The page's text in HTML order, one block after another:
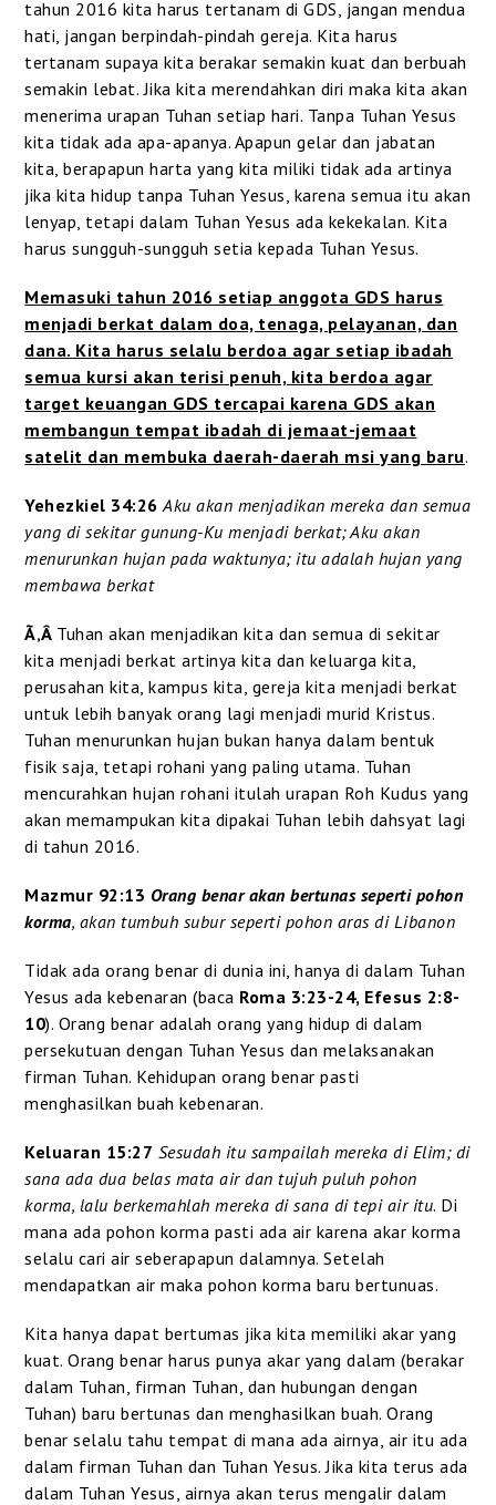
tahun 2016 kita harus tertanam di GDS, jangan mendua
hati, jangan berpindah-pindah gereja. Kita harus
tertanam supaya kita berakar semakin kuat dan berbuah
semakin lebat. Jika kita merendahkan diri maka kita akan
menerima urapan Tuhan setiap hari. Tanpa Tuhan Yesus
kita tidak ada apa-apanya. Apapun gelar dan jabatan
kita, berapapun harta yang kita miliki tidak ada artinya
jika kita hidup tanpa Tuhan Yesus, karena semua itu akan
lenyap, tetapi dalam Tuhan Yesus ada kekekalan. Kita
harus sungguh-sungguh setia kepada Tuhan Yesus.
Memasuki tahun 2016 setiap anggota GDS harus
menjadi berkat dalam doa, tenaga, pelayanan, dan
dana. Kita harus selalu berdoa agar setiap ibadah
semua kursi akan terisi penuh, kita berdoa agar
target keuangan GDS tercapai karena GDS akan
membangun tempat ibadah di jemaat-jemaat
satelit dan membuka daerah-daerah msi yang baru.
Yehezkiel 34:26Aku akan menjadikan mereka dan semua
yang di sekitar gunung-Ku menjadi berkat; Aku akan
menurunkan hujan pada waktunya; itu adalah hujan yang
membawa berkat
Ã‚Â Tuhan akan menjadikan kita dan semua di sekitar
kita menjadi berkat artinya kita dan keluarga kita,
perusahan kita, kampus kita, gereja kita menjadi berkat
untuk lebih banyak orang lagi menjadi murid Kristus.
Tuhan menurunkan hujan bukan hanya dalam bentuk
fisik saja, tetapi rohani yang paling utama. Tuhan
mencurahkan hujan rohani itulah urapan Roh Kudus yang
akan memampukan kita dipakai Tuhan lebih dahsyat lagi
di tahun 2016.
Mazmur 92:13 Orang benar akan bertunas seperti pohon
korma, akan tumbuh subur seperti pohon aras di Libanon
Tidak ada orang benar di dunia ini, hanya di dalam Tuhan
Yesus ada kebenaran (baca Roma 3:23-24, Efesus 2:8-
10). Orang benar adalah orang yang hidup di dalam
persekutuan dengan Tuhan Yesus dan melaksanakan
firman Tuhan. Kehidupan orang benar pasti
menghasilkan buah kebenaran.
Keluaran 15:27 Sesudah itu sampailah mereka di Elim; di
sana ada dua belas mata air dan tujuh puluh pohon
korma, lalu berkemahlah mereka di sana di tepi air itu. Di
mana ada pohon korma pasti ada air karena akar korma
selalu cari air seberapapun dalamnya. Setelah
mendapatkan air maka pohon korma baru bertunuas.
Kita hanya dapat bertumas jika kita memiliki akar yang
kuat. Orang benar harus punya akar yang dalam (berakar
dalam Tuhan, firman Tuhan, dan hubungan dengan
Tuhan) baru bertunas dan menghasilkan buah. Orang
benar selalu tahu tempat di mana ada airnya, air itu ada
dalam firman Tuhan dan Tuhan Yesus. Jika kita terus ada
dalam Tuhan Yesus, airnya akan terus mengalir dalam